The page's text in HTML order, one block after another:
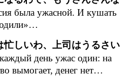
была ужасной. И кушать
忙しいわ、上司はうるさい
день ужас один: на
вымогает, денег нет…